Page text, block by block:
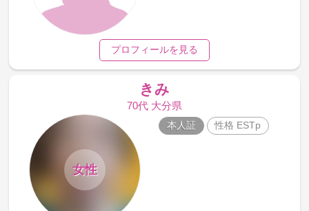
プロフィールを見る
きみ
70代 大分県
女性
本人証 性格 ESTp